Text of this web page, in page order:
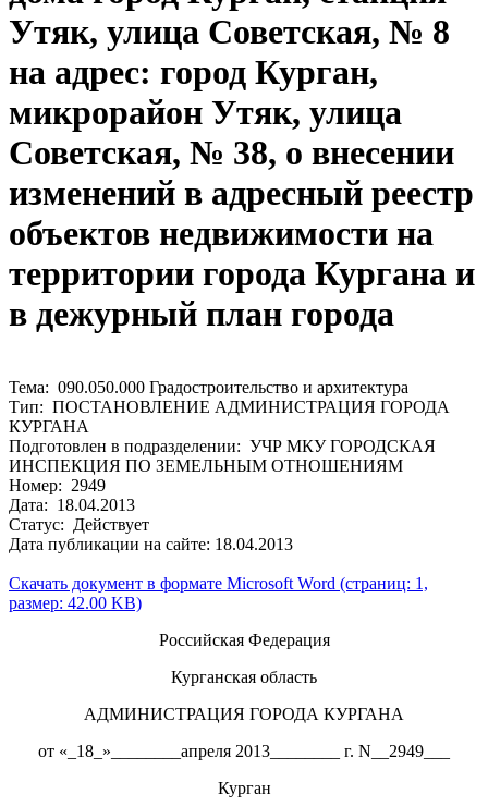
Утяк, улица Советская, № 8
на адрес: город Курган,
микрорайон Утяк, улица
Советская, № 38, о внесении
изменений в адресный реестр
объектов недвижимости на
территории города Кургана и
в дежурный план города
Тема: 090.050.000 Градостроительство и архитектура
Тип: ПОСТАНОВЛЕНИЕ АДМИНИСТРАЦИЯ ГОРОДА
КУРГАНА
Подготовлен в подразделении: УЧР МКУ ГОРОДСКАЯ
ИНСПЕКЦИЯ ПО ЗЕМЕЛЬНЫМ ОТНОШЕНИЯМ
Номер: 2949
Дата: 18.04.2013
Статус: Действует
Дата публикации на сайте: 18.04.2013
Скачать документ в формате Microsoft Word (страниц: 1,
размер: 42.00 KB)
Российская Федерация
Курганская область
АДМИНИСТРАЦИЯ ГОРОДА КУРГАНА
от «_18_»________апреля 2013________ г. N__2949___
Курган